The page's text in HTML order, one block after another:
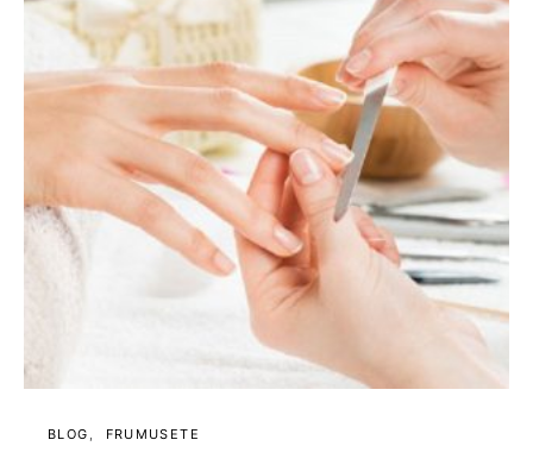
BLOG FRUMUSETE